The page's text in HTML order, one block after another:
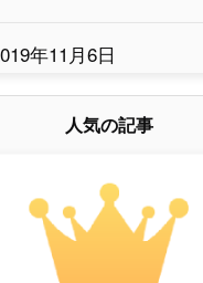
年11月6日
人気の記事